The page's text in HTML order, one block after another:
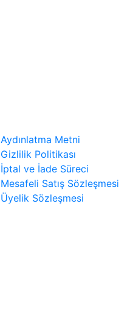
Aydınlatma Metni
Gizlilik Politikası
İptal ve İade Süreci
Mesafeli Satış Sözleşmesi
Üyelik Sözleşmesi